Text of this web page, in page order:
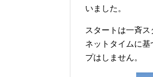
いました。
スタートは一斉
ネットタイムに
プはしません。